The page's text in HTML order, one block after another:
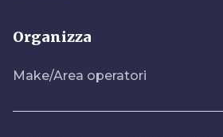
Organizza
Make/Area operatori